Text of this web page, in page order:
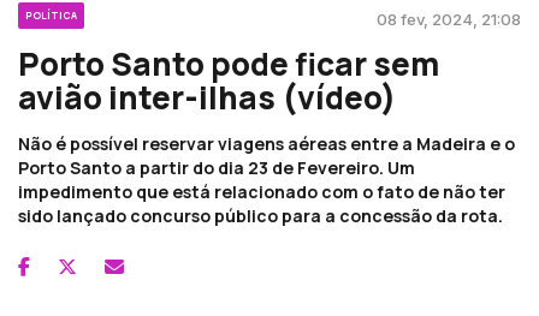
POLÍTICA 08 fev, 2024, 21:08
Porto Santo pode ficar sem
avião inter-ilhas (vídeo)
Não é possível reservar viagens aéreas entre a Madeira e o
Porto Santo a partir do dia 23 de Fevereiro. Um
impedimento que está relacionado com o fato de não ter
sido lançado concurso público para a concessão da rota.